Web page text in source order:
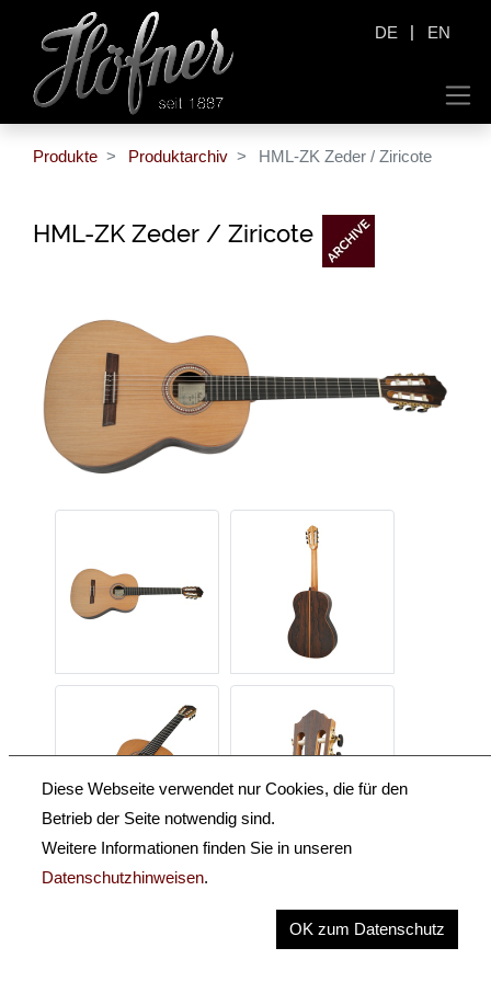
DE | EN
Produkte Produktarchiv HML-ZK Zeder / Ziricote
HML-ZK Zeder / Ziricote
Diese Webseite verwendet nur Cookies, die für den
Betrieb der Seite notwendig sind.
Weitere Informationen finden Sie in unseren
Datenschutzhinweisen.
OK zum Datenschutz